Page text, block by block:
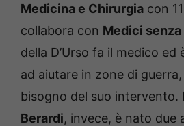
Medicina e Chirurgia con
collabora con Medici
della D’Urso fa il medico
ad aiutare in zone di guerra,
bisogno del suo intervento.
Berardi, invece, è nato due